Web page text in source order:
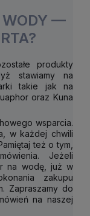
WODY —
produkty
stawiamy na
takie jak na
oraz Kuna
wsparcia.
w każdej chwili
też o tym,
Jeżeli
na wodę, już w
zakupu
Zapraszamy do
na naszej